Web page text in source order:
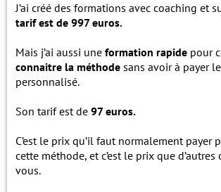
J’ai créé des formations avec coaching et
tarif est de 997 euros.
Mais j’ai aussi une formation rapide pour
connaitre la méthode sans avoir à payer
personnalisé.
Son tarif est de 97 euros.
C’est le prix qu’il faut normalement payer
cette méthode, et c’est le prix que
vous.